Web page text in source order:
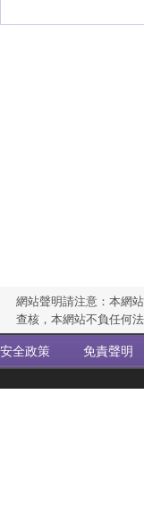
網站聲明請注意：本網
查核，本網站不負任何
安全政策 免責聲明